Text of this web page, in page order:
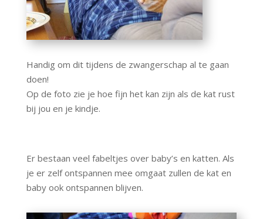
Handig om dit tijdens de zwangerschap al te gaan
doen!
Op de foto zie je hoe fijn het kan zijn als de kat rust
bij jou en je kindje.
Er bestaan veel fabeltjes over baby’s en katten. Als
je er zelf ontspannen mee omgaat zullen de kat en
baby ook ontspannen blijven.